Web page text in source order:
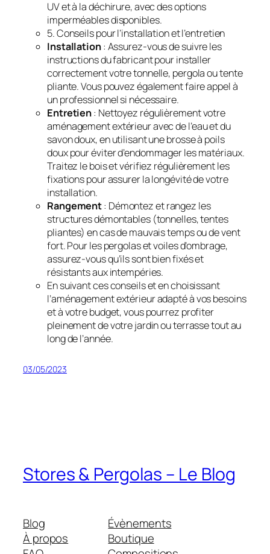
UV et à la déchirure, avec des options
imperméables disponibles.
5. Conseils pour l’installation et l’entretien
Installation: Assurez-vous de suivre les
instructions du fabricant pour installer
correctement votre tonnelle, pergola ou tente
pliante. Vous pouvez également faire appel à
un professionnel si nécessaire.
Entretien: Nettoyez régulièrement votre
aménagement extérieur avec de l’eau et du
savon doux, en utilisant une brosse à poils
doux pour éviter d’endommager les matériaux.
Traitez le bois et vérifiez régulièrement les
fixations pour assurer la longévité de votre
installation.
Rangement: Démontez et rangez les
structures démontables (tonnelles, tentes
pliantes) en cas de mauvais temps ou de vent
fort. Pour les pergolas et voiles d’ombrage,
assurez-vous qu’ils sont bien fixés et
résistants aux intempéries.
En suivant ces conseils et en choisissant
l’aménagement extérieur adapté à vos besoins
et à votre budget, vous pourrez profiter
pleinement de votre jardin ou terrasse tout au
long de l’année.
03/05/2023
Stores & Pergolas – Le Blog
Blog
À propos
Évènements
Boutique